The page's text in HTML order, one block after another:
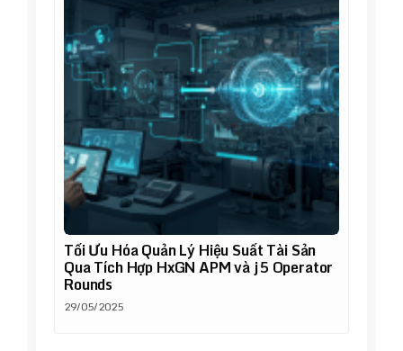
Tối Ưu Hóa Quản Lý Hiệu Suất Tài Sản
Qua Tích Hợp HxGN APM và j5 Operator
Rounds
29/05/2025